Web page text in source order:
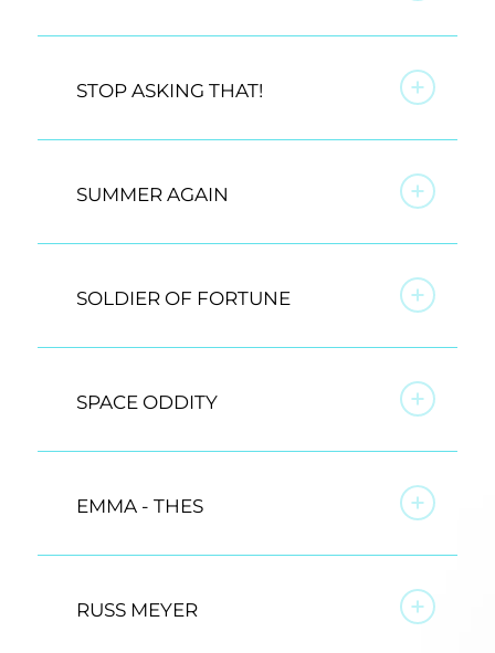
STOP ASKING THAT!
SUMMER AGAIN
SOLDIER OF FORTUNE
SPACE ODDITY
EMMA - THES
RUSS MEYER